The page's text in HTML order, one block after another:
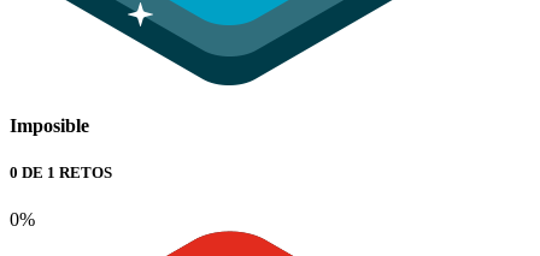
Imposible
0 DE 1 RETOS
0%